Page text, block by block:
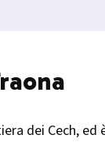
dei Cech,